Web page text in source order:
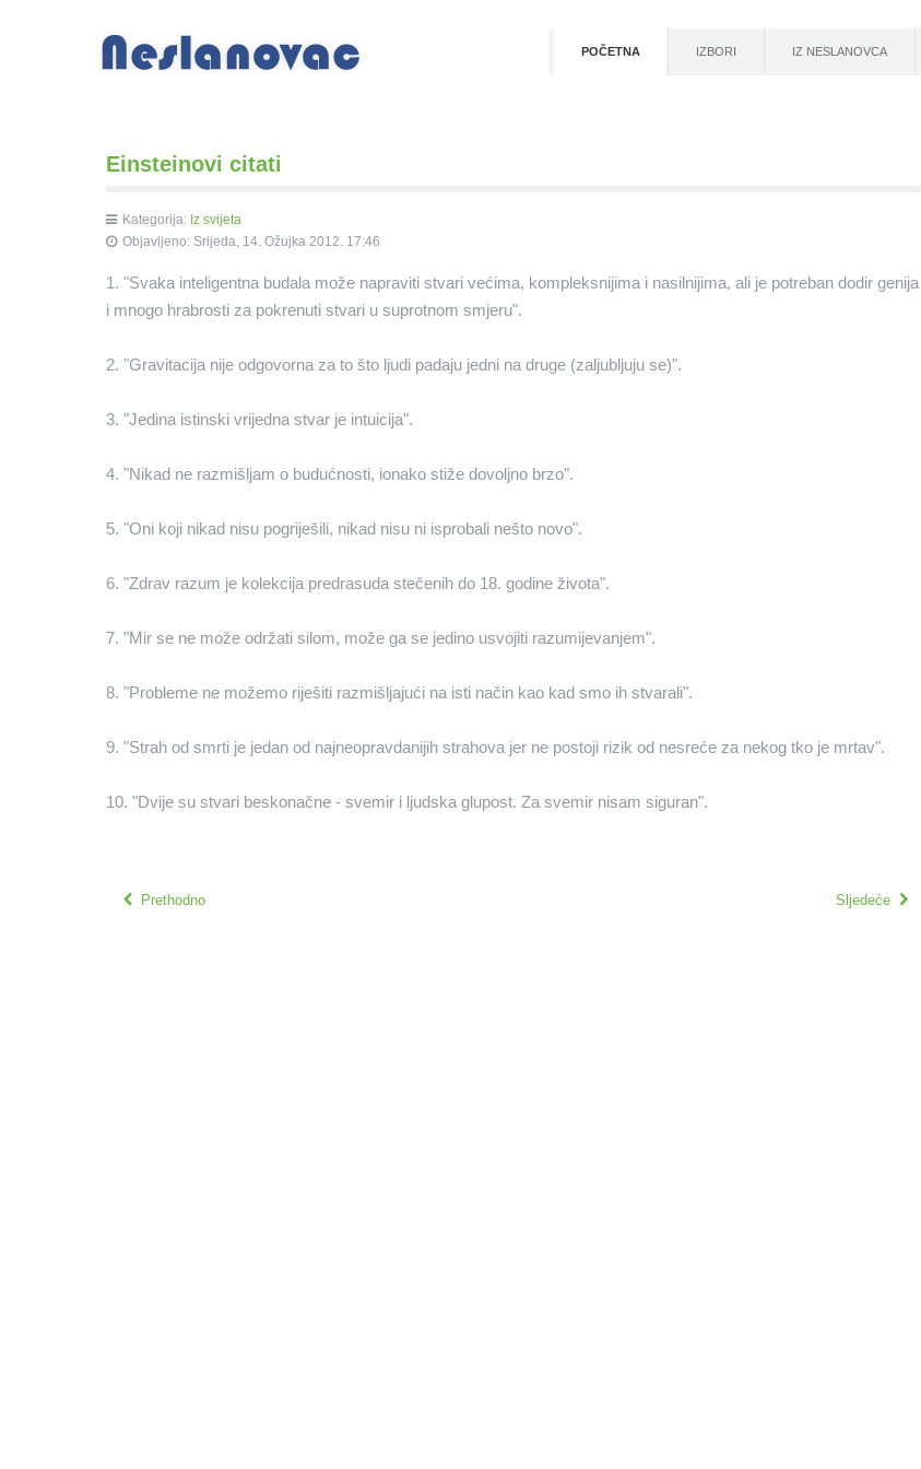
POČETNA IZBORI IZ NESLANOVCA
Einsteinovi citati
Kategorija: Iz svijeta
Objavljeno: Srijeda, 14. Ožujka 2012. 17:46
1. "Svaka inteligentna budala može napraviti stvari većima, kompleksnijima i nasilnijima, ali je potreban dodir genija
i mnogo hrabrosti za pokrenuti stvari u suprotnom smjeru".
2. "Gravitacija nije odgovorna za to što ljudi padaju jedni na druge (zaljubljuju se)".
3. "Jedina istinski vrijedna stvar je intuicija".
4. "Nikad ne razmišljam o budućnosti, ionako stiže dovoljno brzo".
5. "Oni koji nikad nisu pogriješili, nikad nisu ni isprobali nešto novo".
6. "Zdrav razum je kolekcija predrasuda stečenih do 18. godine života".
7. "Mir se ne može održati silom, može ga se jedino usvojiti razumijevanjem".
8. "Probleme ne možemo riješiti razmišljajući na isti način kao kad smo ih stvarali".
9. "Strah od smrti je jedan od najneopravdanijih strahova jer ne postoji rizik od nesreće za nekog tko je mrtav".
10. "Dvije su stvari beskonačne - svemir i ljudska glupost. Za svemir nisam siguran".
Prethodno Sljedeće